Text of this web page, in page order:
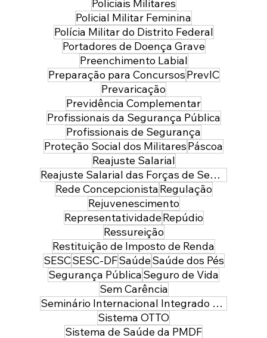
Policiais Militares
Policial Militar Feminina
Polícia Militar do Distrito Federal
Portadores de Doença Grave
Preenchimento Labial
Preparação para ConcursosPrevIC
Prevaricação
Previdência Complementar
Profissionais da Segurança Pública
Profissionais de Segurança
Proteção Social dos MilitaresPáscoa
Reajuste Salarial
Reajuste Salarial das Forças de Segurança do Distrito Federal
Rede ConcepcionistaRegulação
Rejuvenescimento
RepresentatividadeRepúdio
Ressureição
Restituição de Imposto de Renda
SESCSESC-DFSaúdeSaúde dos Pés
Segurança PúblicaSeguro de Vida
Sem Carência
Seminário Internacional Integrado de Segurança Pública e Defesa
Sistema OTTO
Sistema de Saúde da PMDF